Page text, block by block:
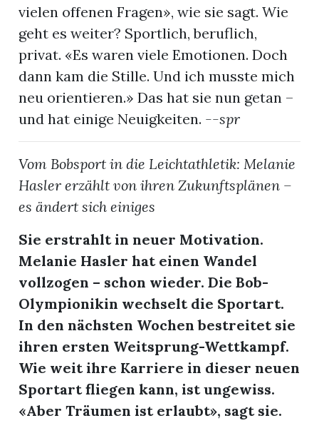
vielen offenen Fragen», wie sie sagt. Wie
geht es weiter? Sportlich, beruflich,
privat. «Es waren viele Emotionen. Doch
dann kam die Stille. Und ich musste mich
neu orientieren.» Das hat sie nun getan –
und hat einige Neuigkeiten. --spr
Vom Bobsport in die Leichtathletik: Melanie
Hasler erzählt von ihren Zukunftsplänen –
es ändert sich einiges
Sie erstrahlt in neuer Motivation.
Melanie Hasler hat einen Wandel
vollzogen – schon wieder. Die Bob-
Olympionikin wechselt die Sportart.
In den nächsten Wochen bestreitet sie
ihren ersten Weitsprung-Wettkampf.
Wie weit ihre Karriere in dieser neuen
Sportart fliegen kann, ist ungewiss.
«Aber Träumen ist erlaubt», sagt sie.